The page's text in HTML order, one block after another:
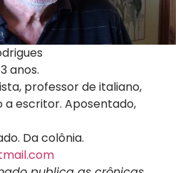
anos.
professor de italiano,
escritor. Aposentado,
Da colônia.